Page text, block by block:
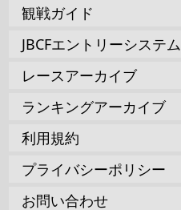
観戦ガイド
JBCFエントリーシステム
レースアーカイブ
ランキングアーカイブ
利用規約
プライバシーポリシー
お問い合わせ